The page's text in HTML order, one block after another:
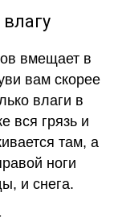
вмещает в
вам скорее
влаги в
вся грязь и
там, а
ноги
и снега.